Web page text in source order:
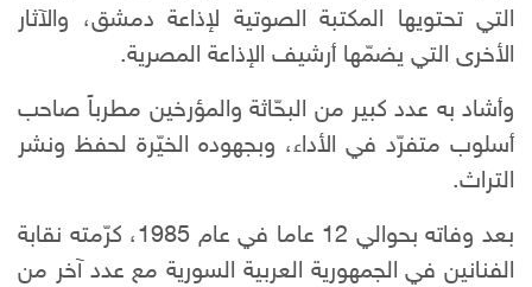
التي تحتويها المكتبة الصوتية لإذاعة دمشق، والآثار
الأخرى التي يضمّها أرشيف الإذاعة المصرية.
وأشاد به عدد كبير من البحّاثة والمؤرخين مطرباً صاحب
أسلوب متفرّد في الأداء، وبجهوده الخيّرة لحفظ ونشر
التراث.
بعد وفاته بحوالي 12 عاما في عام 1985، كرّمته نقابة
الفنانين في الجمهورية العربية السورية مع عدد آخر من